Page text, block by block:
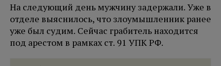
На следующий день мужчину задержали. Уже в
отделе выяснилось, что злоумышленник ранее
уже был судим. Сейчас грабитель находится
под арестом в рамках ст. 91 УПК РФ.